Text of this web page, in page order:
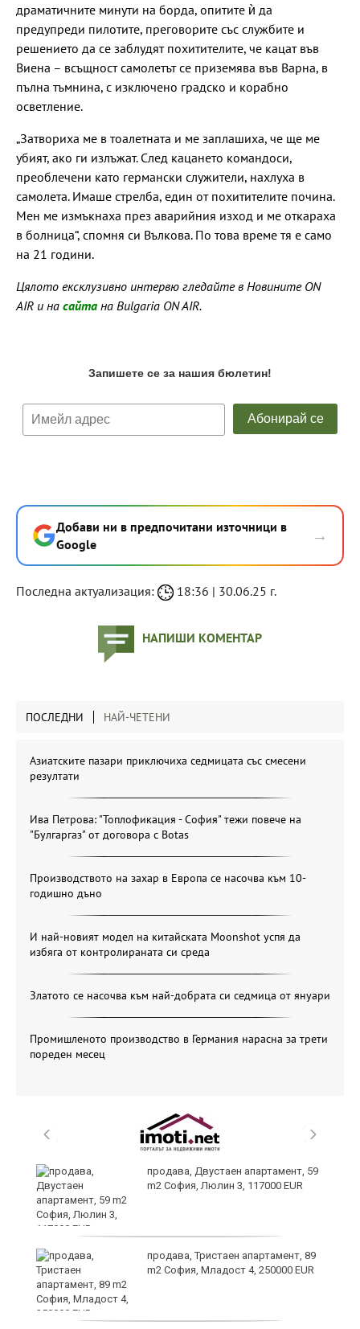
драматичните минути на борда, опитите ѝ да
предупреди пилотите, преговорите със службите и
решението да се заблудят похитителите, че кацат във
Виена – всъщност самолетът се приземява във Варна, в
пълна тъмнина, с изключено градско и корабно
осветление.
„Затвориха ме в тоалетната и ме заплашиха, че ще ме
убият, ако ги излъжат. След кацането командоси,
преоблечени като германски служители, нахлуха в
самолета. Имаше стрелба, един от похитителите почина.
Мен ме измъкнаха през аварийния изход и ме откараха
в болница“, спомня си Вълкова. По това време тя е само
на 21 години.
Цялото ексклузивно интервю гледайте в Новините ON
AIR и на сайта на Bulgaria ON AIR.
Добави ни в предпочитани източници в
Google
→
Последна актуализация: 18:36 | 30.06.25 г.
НАПИШИ КОМЕНТАР
ПОСЛЕДНИ НАЙ-ЧЕТЕНИ
Азиатските пазари приключиха седмицата със смесени
резултати
Ива Петрова: "Топлофикация - София" тежи повече на
"Булгаргаз" от договора с Botas
Производството на захар в Европа се насочва към 10-
годишно дъно
И най-новият модел на китайската Moonshot успя да
избяга от контролираната си среда
Златото се насочва към най-добрата си седмица от януари
Промишленото производство в Германия нарасна за трети
пореден месец
продава, Двустаен апартамент, 59
m2 София, Люлин 3, 117000 EUR
продава, Тристаен апартамент, 89
m2 София, Младост 4, 250000 EUR